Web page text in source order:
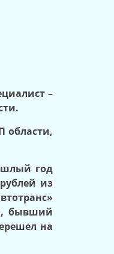
–
области,
год
из
бывший
на